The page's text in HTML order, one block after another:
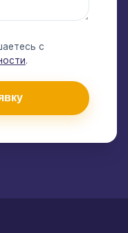
с
.